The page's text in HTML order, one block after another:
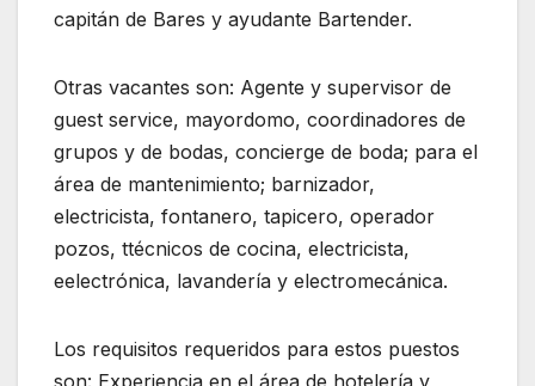
capitán de Bares y ayudante Bartender.
Otras vacantes son: Agente y supervisor de
guest service, mayordomo, coordinadores de
grupos y de bodas, concierge de boda; para el
área de mantenimiento; barnizador,
electricista, fontanero, tapicero, operador
pozos, ttécnicos de cocina, electricista,
eelectrónica, lavandería y electromecánica.
Los requisitos requeridos para estos puestos
son: Experiencia en el área de hotelería y